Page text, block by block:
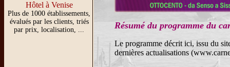
Hôtel à Venise
Plus de 1000 établissements,
évalués par les clients, triés
par prix, localisation, ...
Résumé du programme du
Le programme décrit ici, issu du
dernières actualisations